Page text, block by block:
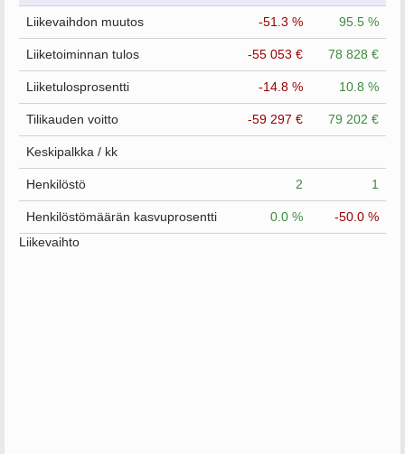
Liikevaihdon muutos -51.3 % 95.5 %
Liiketoiminnan tulos -55 053 € 78 828 €
Liiketulosprosentti -14.8 % 10.8 %
Tilikauden voitto -59 297 € 79 202 €
Keskipalkka / kk
Henkilöstö 2 1
Henkilöstömäärän kasvuprosentti 0.0 %
-50.0 %
Liikevaihto